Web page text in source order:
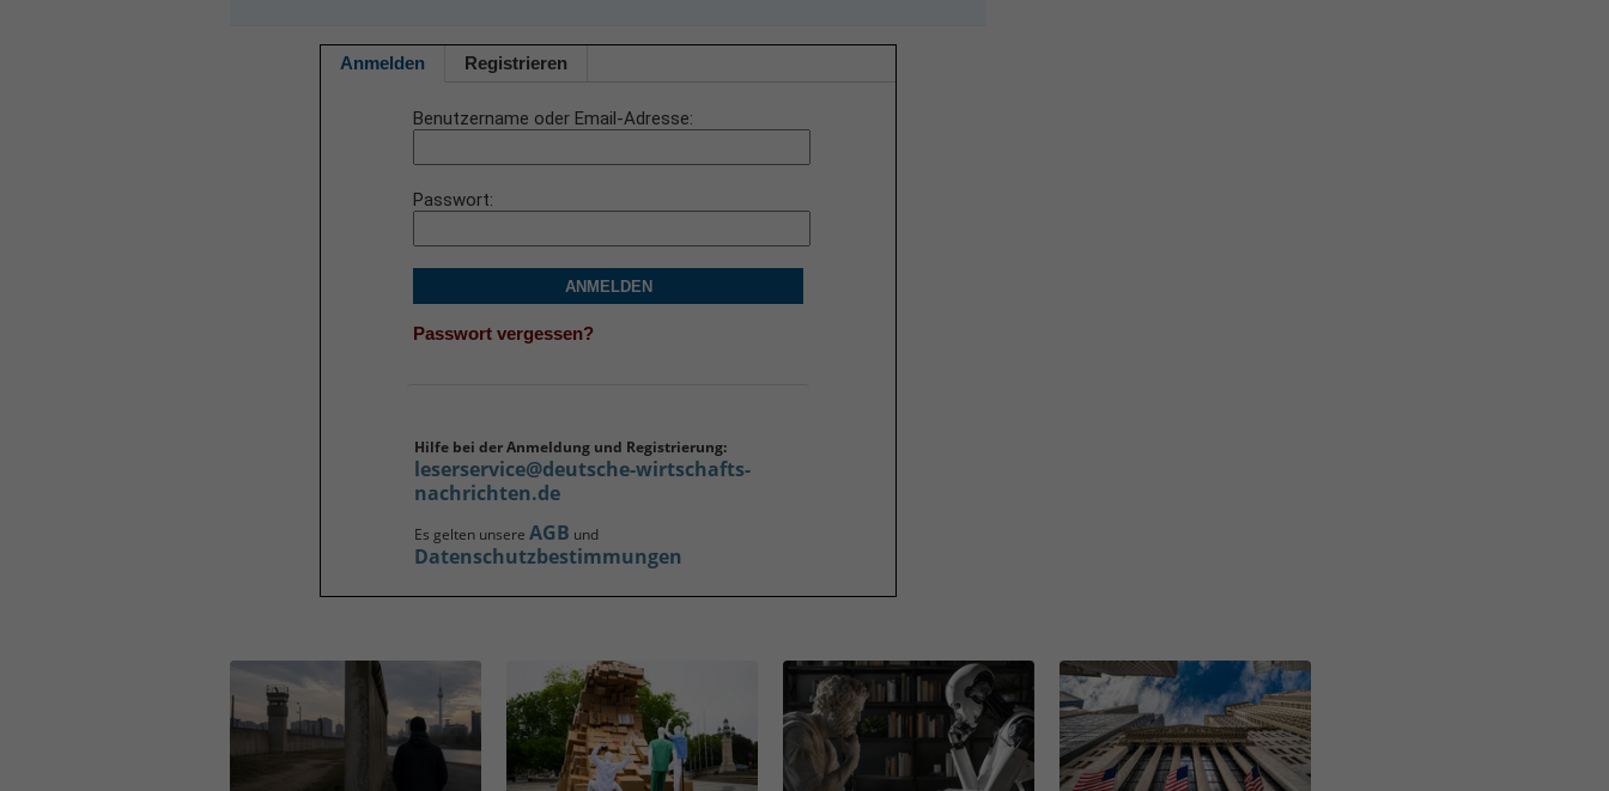
Anmelden Registrieren
Benutzername oder Email-Adresse
Passwort
ANMELDEN
Passwort vergessen?
Hilfe bei der Anmeldung und Registrierung:
leserservice@deutsche-wirtschafts-
nachrichten.de
Es gelten unsere AGB und
Datenschutzbestimmungen